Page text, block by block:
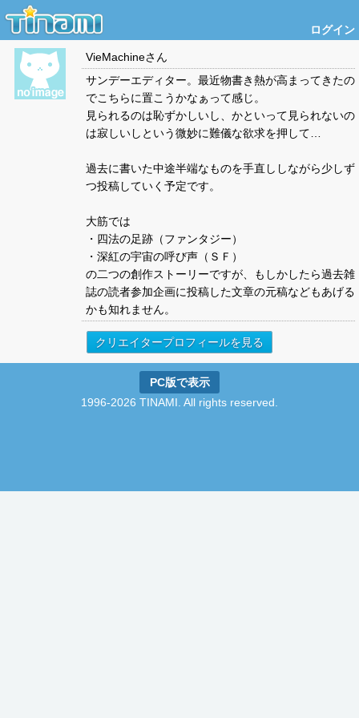
ログイン
VieMachineさん
サンデーエディター。最近物書き熱が高まってきたの
でこちらに置こうかなぁって感じ。
見られるのは恥ずかしいし、かといって見られないの
は寂しいしという微妙に難儀な欲求を押して…
過去に書いた中途半端なものを手直ししながら少しず
つ投稿していく予定です。
大筋では
・四法の足跡（ファンタジー）
・深紅の宇宙の呼び声（ＳＦ）
の二つの創作ストーリーですが、もしかしたら過去雑
誌の読者参加企画に投稿した文章の元稿などもあげる
かも知れません。
クリエイタープロフィールを見る
PC版で表示
1996-2026 TINAMI. All rights reserved.